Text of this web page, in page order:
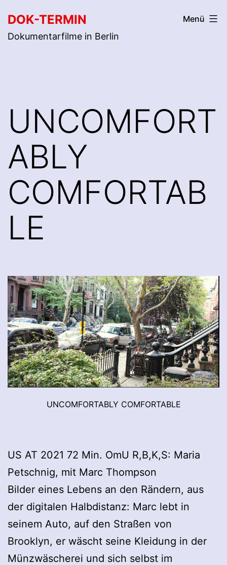
Inhalt
springen
DOK-TERMIN
Dokumentarfilme in Berlin
Menü
UNCOMFORT
ABLY
COMFORTAB
LE
UNCOMFORTABLY COMFORTABLE
US AT 2021 72 Min. OmU R,B,K,S: Maria
Petschnig, mit Marc Thompson
Bilder eines Lebens an den Rändern, aus
der digitalen Halbdistanz: Marc lebt in
seinem Auto, auf den Straßen von
Brooklyn, er wäscht seine Kleidung in der
Münzwäscherei und sich selbst im